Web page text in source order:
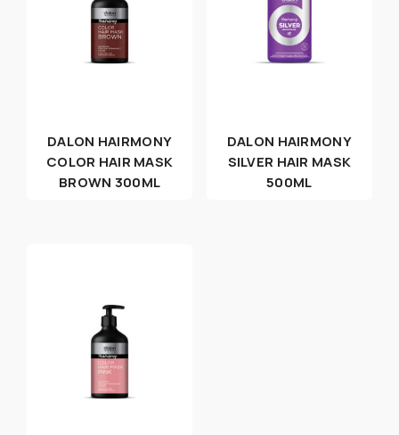
DALON HAIRMONY
COLOR HAIR MASK
BROWN 300ML
DALON HAIRMONY
SILVER HAIR MASK
500ML